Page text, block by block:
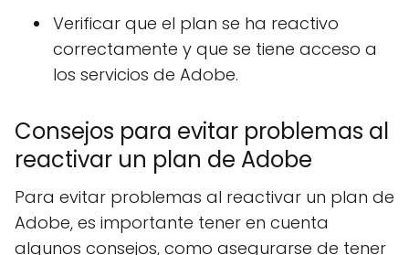
Verificar que el plan se ha reactivo
correctamente y que se tiene acceso a
los servicios de Adobe.
Consejos para evitar problemas al
reactivar un plan de Adobe
Para evitar problemas al reactivar un plan de
Adobe, es importante tener en cuenta
algunos consejos, como asegurarse de tener